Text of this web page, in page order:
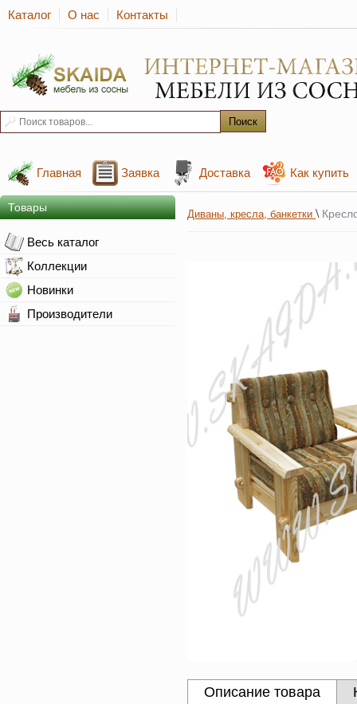
Каталог О нас Контакты
Главная Заявка Доставка Как купить
Товары
Весь каталог
Коллекции
Новинки
Производители
Диваны, кресла, банкетки \
Описание товара